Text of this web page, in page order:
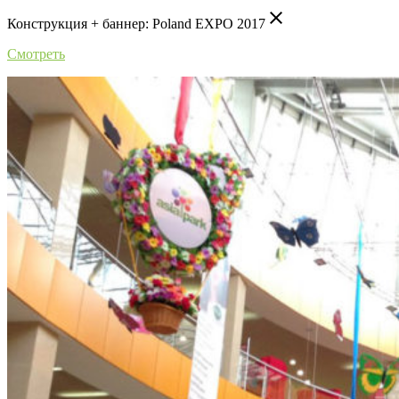
Конструкция + баннер: Poland EXPO 2017 close
Смотреть